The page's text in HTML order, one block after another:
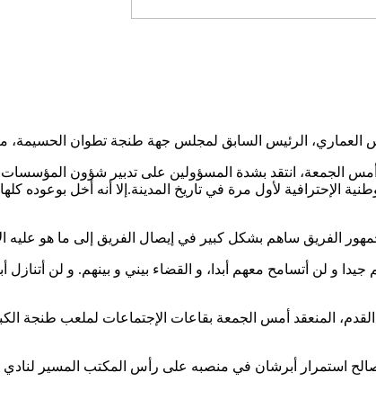
الرئيس السابق لمجلس جهة طنجة تطوان الحسيمة،
الجمعة، انتقد بشدة المسؤولين على تدبير شؤون المؤسسات
الإحترافية لأول مرة في تاريخ المدينة.إلا أنه أخل
الفريق ساهم بشكل كبير في إيصال الفريق إلى ما هو
لن أتسامح معهم أبدا، و القضاء بيني و بينهم. و لن
القدم، المنعقد أمس الجمعة بقاعات الإجتماعات لملعب طنجة